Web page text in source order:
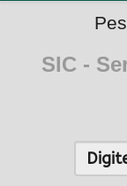
SIC -